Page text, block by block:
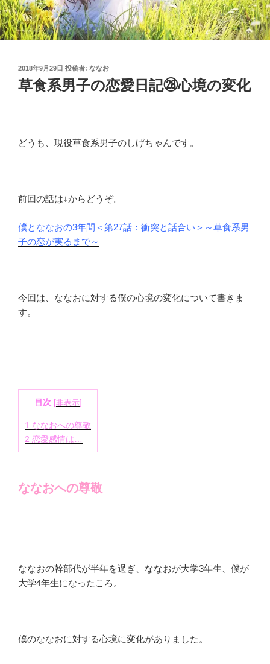
投
稿
日:
2018年9月29日 投稿者: ななお
草食系男子の恋愛日記㉘心境の変化
どうも、現役草食系男子のしげちゃんです。
前回の話は↓からどうぞ。
僕とななおの3年間＜第27話：衝突と話合い＞～草食系男
子の恋が実るまで～
今回は、ななおに対する僕の心境の変化について書きま
す。
目次 [非表示]
1 ななおへの尊敬
2 恋愛感情は…
ななおへの尊敬
ななおの幹部代が半年を過ぎ、ななおが大学3年生、僕が
大学4年生になったころ。
僕のななおに対する心境に変化がありました。